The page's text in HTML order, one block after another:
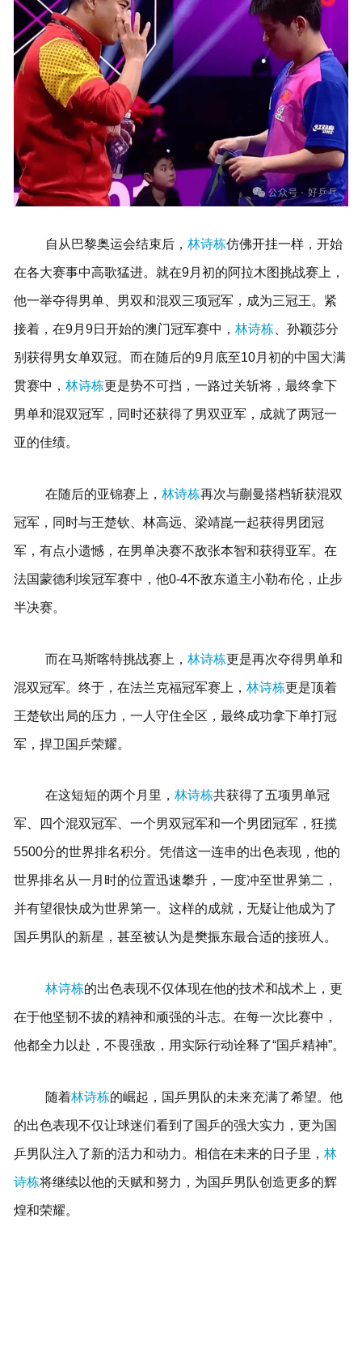
自从巴黎奥运会结束后，林诗栋仿佛开挂一样，开始
在各大赛事中高歌猛进。就在9月初的阿拉木图挑战赛上，
他一举夺得男单、男双和混双三项冠军，成为三冠王。紧
接着，在9月9日开始的澳门冠军赛中， 林诗栋 、孙颖莎分
别获得男女单双冠。而在随后的9月底至10月初的中国大满
贯赛中， 林诗栋更是势不可挡，一路过关斩将，最终拿下
男单和混双冠军，同时还获得了男双亚军，成就了两冠一
亚的佳绩。
在随后的亚锦赛上，林诗栋再次与蒯曼搭档斩获混双
冠军，同时与王楚钦、林高远、梁靖崑一起获得男团冠
军，有点小遗憾，在男单决赛不敌张本智和获得亚军。在
法国蒙德利埃冠军赛中，他0-4不敌东道主小勒布伦，止步
半决赛。
而在马斯喀特挑战赛上，林诗栋更是再次夺得男单和
混双冠军。终于，在法兰克福冠军赛上， 林诗栋更是顶着
王楚钦出局的压力，一人守住全区，最终成功拿下单打冠
军，捍卫国乒荣耀。
在这短短的两个月里，林诗栋共获得了五项男单冠
军、四个混双冠军、一个男双冠军和一个男团冠军，狂揽
5500分的世界排名积分。凭借这一连串的出色表现，他的
世界排名从一月时的位置迅速攀升，一度冲至世界第二，
并有望很快成为世界第一。这样的成就，无疑让他成为了
国乒男队的新星，甚至被认为是樊振东最合适的接班人。
林诗栋的出色表现不仅体现在他的技术和战术上，更
在于他坚韧不拔的精神和顽强的斗志。在每一次比赛中，
他都全力以赴，不畏强敌，用实际行动诠释了“国乒精神”。
随着林诗栋的崛起，国乒男队的未来充满了希望。他
的出色表现不仅让球迷们看到了国乒的强大实力，更为国
乒男队注入了新的活力和动力。相信在未来的日子里， 林
诗栋将继续以他的天赋和努力，为国乒男队创造更多的辉
煌和荣耀。